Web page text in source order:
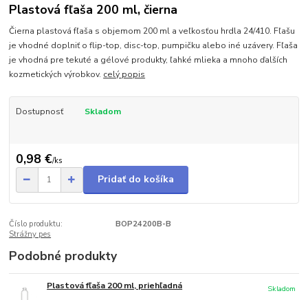
Plastová fľaša 200 ml, čierna
Čierna plastová fľaša s objemom 200 ml a veľkosťou hrdla 24/410. Fľašu
je vhodné doplniť o flip-top, disc-top, pumpičku alebo iné uzávery. Fľaša
je vhodná pre tekuté a gélové produkty, ľahké mlieka a mnoho ďalších
kozmetických výrobkov. celý popis
Dostupnosť Skladom
0,98 €/ks
Pridať do košíka
Číslo produktu:
BOP24200B-B
Strážny pes
Podobné produkty
Plastová fľaša 200 ml, priehľadná
Skladom